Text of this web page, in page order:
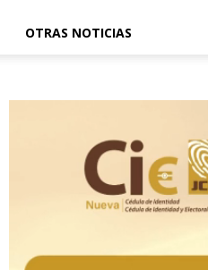
OTRAS NOTICIAS